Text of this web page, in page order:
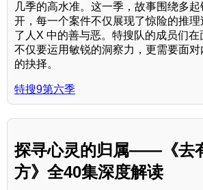
几季的高水准。这一季，故事围绕多
开，每一个案件不仅展现了惊险的推
了人X 中的善与恶。特搜队的成员们在
不仅要运用敏锐的洞察力，更需要面
的抉择。
特搜9第六季
探寻心灵的归属——《去
方》全40集深度解读